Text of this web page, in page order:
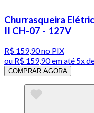
Churrasqueira
II CH-07 - 127V
R$ 159,90no PIX
ou R$ 159,90em até 5x
COMPRAR AGORA